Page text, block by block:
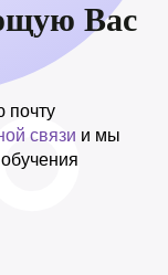
Вас
почту
связи и мы